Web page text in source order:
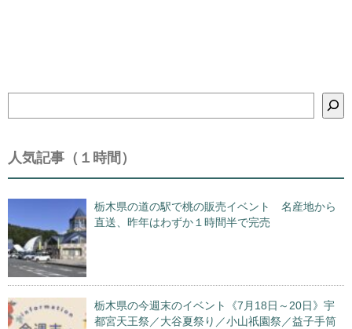
人気記事（１時間）
栃木県の道の駅で桃の販売イベント 名産地から
直送、昨年はわずか１時間半で完売
栃木県の今週末のイベント《7月18日～20日》宇
都宮天王祭／大谷夏祭り／小山祇園祭／益子手筒